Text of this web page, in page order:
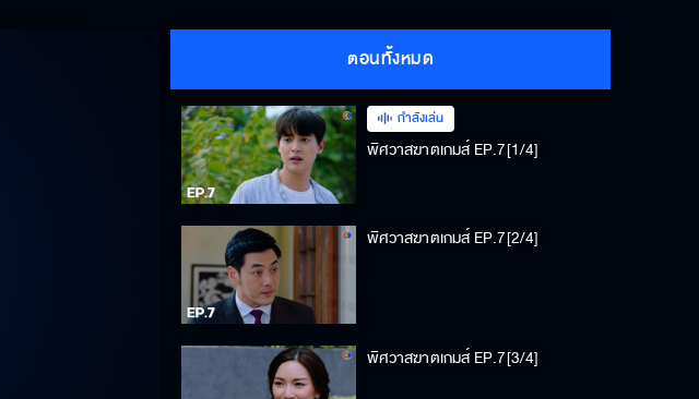
ตอนทั้งหมด
กำลังเล่น
พิศวาสฆาตเกมส์ EP.7[1/4]
พิศวาสฆาตเกมส์ EP.7[2/4]
พิศวาสฆาตเกมส์ EP.7[3/4]